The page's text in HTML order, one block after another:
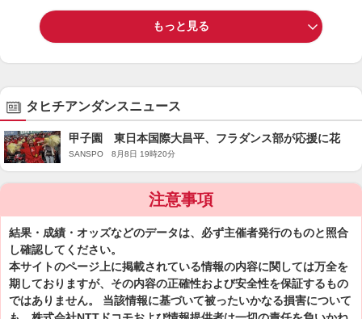
もっと見る
タヒチアンダンスニュース
甲子園 東日本国際大昌平、フラダンス部が応援に花
SANSPO 8月8日 19時20分
注意事項
結果・成績・オッズなどのデータは、必ず主催者発行のものと照合
し確認してください。
本サイトのページ上に掲載されている情報の内容に関しては万全を
期しておりますが、その内容の正確性および安全性を保証するもの
ではありません。 当該情報に基づいて被ったいかなる損害について